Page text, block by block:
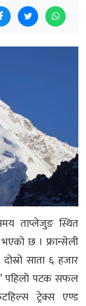
ताप्लेजुङ स्थित
छ । फ्रान्सेली
साता ६ हजार
पहिलो पटक सफल
ट्रेक्स एण्ड